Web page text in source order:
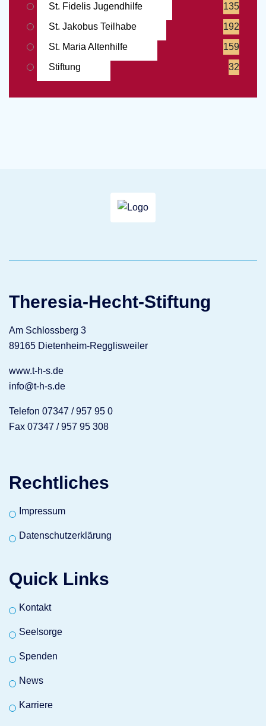
St. Fidelis Jugendhilfe
135
St. Jakobus Teilhabe
192
St. Maria Altenhilfe
159
Stiftung
32
Theresia-Hecht-Stiftung
Am Schlossberg 3
89165 Dietenheim-Regglisweiler
www.t-h-s.de
info@t-h-s.de
Telefon 07347 / 957 95 0
Fax 07347 / 957 95 308
Rechtliches
Impressum
Datenschutzerklärung
Quick Links
Kontakt
Seelsorge
Spenden
News
Karriere